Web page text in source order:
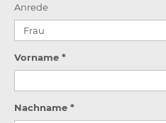
Anrede
Vorname *
Nachname *